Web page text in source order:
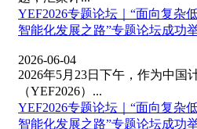
YEF2026专题论坛｜“面向复杂
智能化发展之路”专题论坛成功
2026-06-04
2026年5月23日下午，作为中国
（YEF2026）...
YEF2026专题论坛｜“面向复杂
智能化发展之路”专题论坛成功